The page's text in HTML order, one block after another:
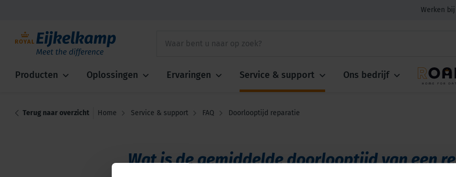
Werken bij
Producten Oplossingen Ervaringen Service & support Ons bedrijf
Terug naar overzicht Home Service & support FAQ Doorlooptijd reparatie
Wat is de gemiddelde doorlooptijd van een